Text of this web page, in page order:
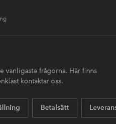
vanligaste frågorna. Här finns
kontaktar oss.
Betalsätt